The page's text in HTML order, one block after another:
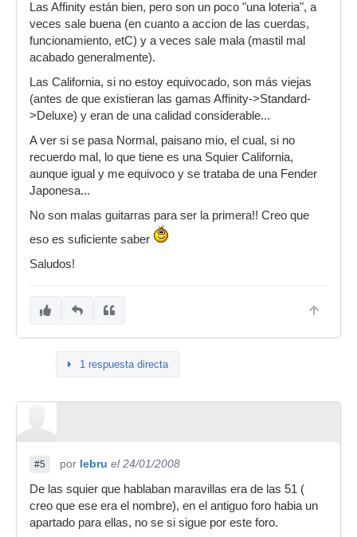
Las Affinity están bien, pero son un poco "una loteria", a
veces sale buena (en cuanto a accion de las cuerdas,
funcionamiento, etC) y a veces sale mala (mastil mal
acabado generalmente).
Las California, si no estoy equivocado, son más viejas
(antes de que existieran las gamas Affinity->Standard-
>Deluxe) y eran de una calidad considerable...
A ver si se pasa Normal, paisano mio, el cual, si no
recuerdo mal, lo que tiene es una Squier California,
aunque igual y me equivoco y se trataba de una Fender
Japonesa...
No son malas guitarras para ser la primera!! Creo que
eso es suficiente saber
Saludos!
1 respuesta directa
#5 por lebru el 24/01/2008
De las squier que hablaban maravillas era de las 51 (
creo que ese era el nombre), en el antiguo foro habia un
apartado para ellas, no se si sigue por este foro.